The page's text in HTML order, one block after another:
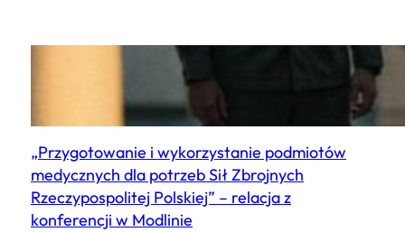
„Przygotowanie i wykorzystanie podmiotów
medycznych dla potrzeb Sił Zbrojnych
Rzeczypospolitej Polskiej” – relacja z
konferencji w Modlinie